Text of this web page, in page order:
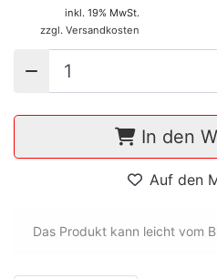
inkl. 19% MwSt.
zzgl. Versandkosten
In den
Auf den
Das Produkt kann leicht vom